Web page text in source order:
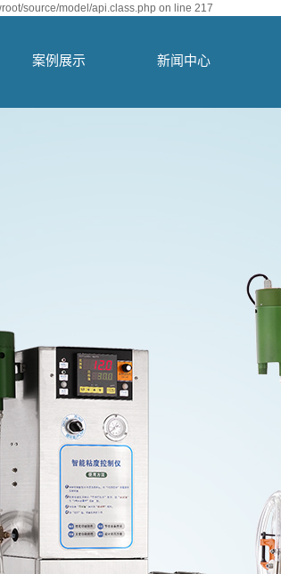
source/model/api.class.php on line 217
案例展示 新闻中心